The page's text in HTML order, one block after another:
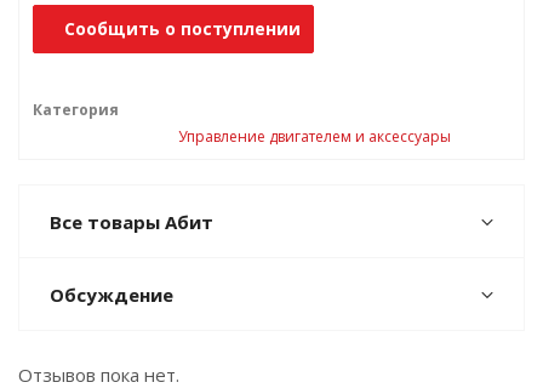
Сообщить о поступлении
Категория
Управление двигателем и аксессуары
Все товары Абит
Обсуждение
Отзывов пока нет.